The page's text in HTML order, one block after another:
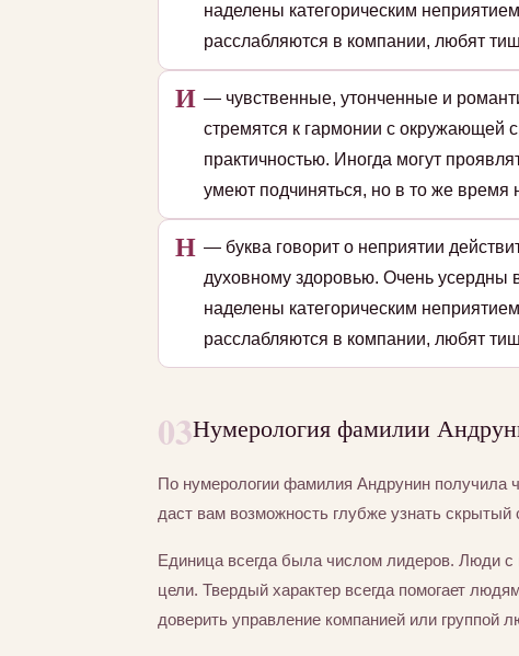
наделены категорическим
расслабляются в компании, любят
И — чувственные, утонченные и
стремятся к гармонии с окружающей
практичностью. Иногда могут
умеют подчиняться, но в то же время
Н — буква говорит о неприятии
духовному здоровью. Очень усердны
наделены категорическим
расслабляются в компании, любят
03Нумерология фамилии
По нумерологии фамилия Андрунин получила
даст вам возможность глубже узнать
Единица всегда была числом лидеров. Люди с
цели. Твердый характер всегда помогает
доверить управление компанией или группой